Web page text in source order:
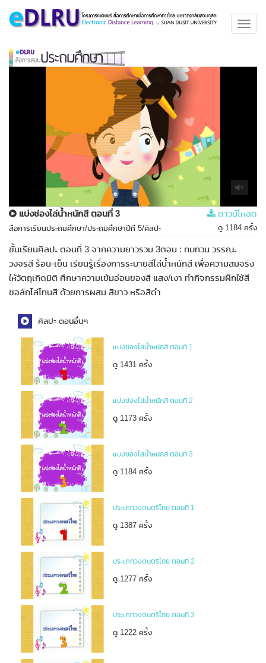
แบ่งช่องไล่น้ำหนักสี ตอนที่ 3 ดาวน์โหลด
สื่อการเรียนประถมศึกษา/ประถมศึกษาปีที่ 5/ศิลปะ ดู 1184 ครั้ง
ชั้นเรียนศิลปะ ตอนที่ 3 จากความยาวรวม 3ตอน : ทบทวน วรรณะ
วงจรสี ร้อน-เย็น เรียนรู้เรื่องการระบายสีไล่น้ำหนักสี เพื่อความสมจริง
ให้วัตถุเกิดมิติ ศึกษาความเข้มอ่อนของสี แสง/เงา ทำกิจกรรมฝึกใช้สี
ชอล์กไล่โทนสี ด้วยการผสม สีขาว หรือสีดำ
ศิลปะ ตอนอื่นๆ
แบ่งช่องไล่น้ำหนักสี ตอนที่ 1
ดู 1431 ครั้ง
แบ่งช่องไล่น้ำหนักสี ตอนที่ 2
ดู 1173 ครั้ง
แบ่งช่องไล่น้ำหนักสี ตอนที่ 3
ดู 1184 ครั้ง
ประเภทวงดนตรีไทย ตอนที่ 1
ดู 1387 ครั้ง
ประเภทวงดนตรีไทย ตอนที่ 2
ดู 1277 ครั้ง
ประเภทวงดนตรีไทย ตอนที่ 3
ดู 1222 ครั้ง